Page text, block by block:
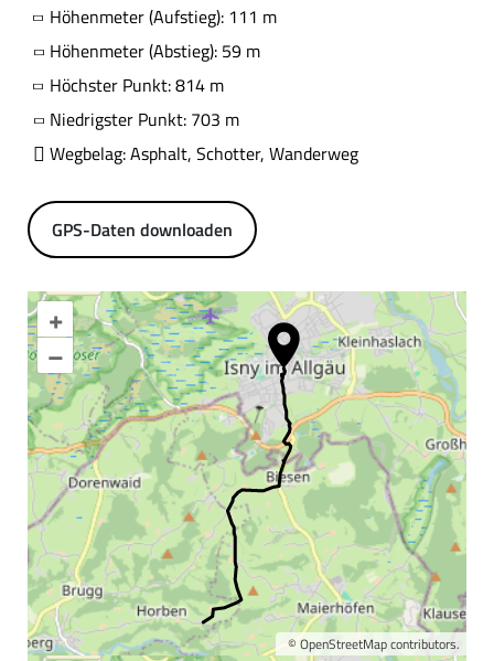
Höhenmeter (Aufstieg): 111 m
Höhenmeter (Abstieg): 59 m
Höchster Punkt: 814 m
Niedrigster Punkt: 703 m
Wegbelag: Asphalt, Schotter, Wanderweg
GPS-Daten downloaden
+
–
© OpenStreetMapcontributors.